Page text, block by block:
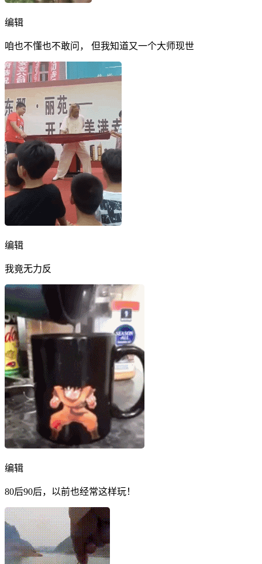
编辑
咱也不懂也不敢问， 但我知道又一个大师现世
编辑
我竟无力反
编辑
80后90后，以前也经常这样玩！